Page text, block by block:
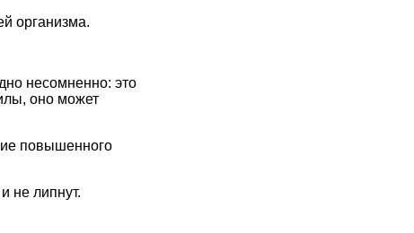
организма.
несомненно: это
оно может
повышенного
не липнут.